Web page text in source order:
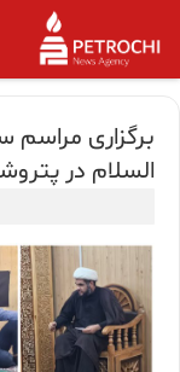
برگزاری مراسم
السلام در